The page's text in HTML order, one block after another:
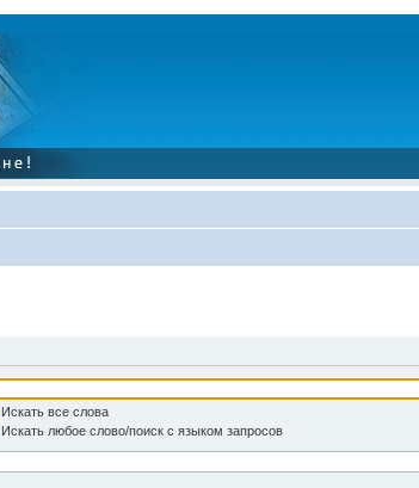
Искать все слова
Искать любое слово/поиск с языком запросов